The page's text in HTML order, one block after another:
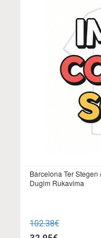
Barcelona Ter
Dugim Rukavima
102.38€